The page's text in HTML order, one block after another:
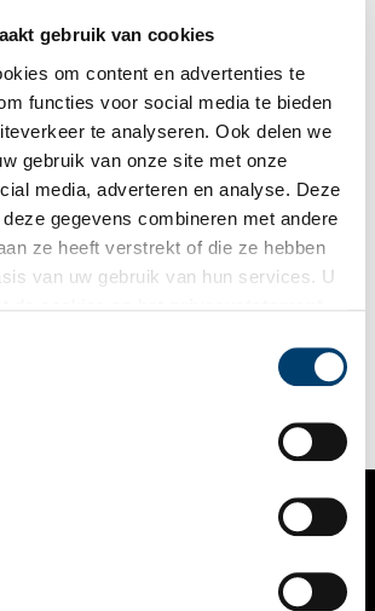
gebruik van cookies
om content en advertenties te
functies voor social media te bieden
te analyseren. Ook delen we
gebruik van onze site met onze
media, adverteren en analyse. Deze
gegevens combineren met andere
ze heeft verstrekt of die ze hebben
van uw gebruik van hun services. U
functies, op basis van de
Deze keer reist Anna af naar
in de Haarlemmermeer.
Kerkzigt
van Boerderijenstichting Noord-
erfgoed specialist Anna Groentjes op
verschillen nog meer van elkaar dan de
zien we de zoektocht naar
in de Beemster.